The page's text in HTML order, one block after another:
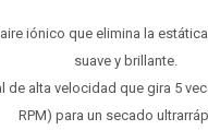
iónico que elimina la
suave y brillante.
de alta velocidad que gira 5
RPM) para un secado